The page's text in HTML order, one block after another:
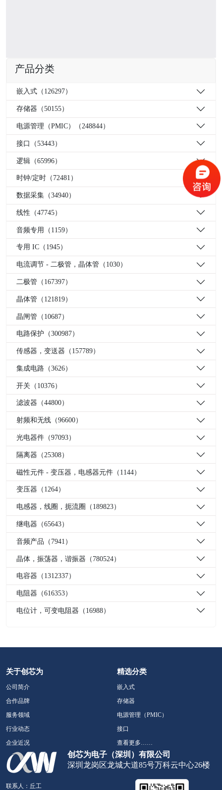
产品分类
嵌入式（126297）
存储器（50155）
电源管理（PMIC）（248844）
接口（53443）
逻辑（65996）
时钟/定时（72481）
数据采集（34940）
线性（47745）
音频专用（1159）
专用 IC（1945）
电流调节 - 二极管，晶体管（1030）
二极管（167397）
晶体管（121819）
晶闸管（10687）
电路保护（300987）
传感器，变送器（157789）
集成电路（3626）
开关（10376）
滤波器（44800）
射频和无线（96600）
光电器件（97093）
隔离器（25308）
磁性元件 - 变压器，电感器元件（1144）
变压器（1264）
电感器，线圈，扼流圈（189823）
继电器（65643）
音频产品（7941）
晶体，振荡器，谐振器（780524）
电容器（1312337）
电阻器（616353）
电位计，可变电阻器（16988）
关于创芯为
公司简介
合作品牌
服务领域
行业动态
企业近况
精选分类
嵌入式
存储器
电源管理（PMIC）
接口
查看更多……
创芯为电子（深圳）有限公司
深圳龙岗区龙城大道85号万科云中心26楼
联系人：丘工